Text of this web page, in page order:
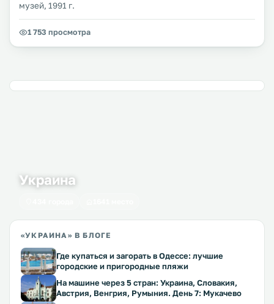
музей, 1991 г.
1 753 просмотра
Украина
«УКРАИНА» В БЛОГЕ
Где купаться и загорать в Одессе: лучшие
городские и пригородные пляжи
На машине через 5 стран: Украина, Словакия,
Австрия, Венгрия, Румыния. День 7: Мукачево